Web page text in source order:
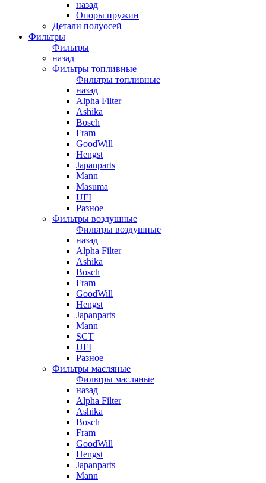
назад
Опоры пружин
Детали полуосей
Фильтры
Фильтры
назад
Фильтры топливные
Фильтры топливные
назад
Alpha Filter
Ashika
Bosch
Fram
GoodWill
Hengst
Japanparts
Mann
Masuma
UFI
Разное
Фильтры воздушные
Фильтры воздушные
назад
Alpha Filter
Ashika
Bosch
Fram
GoodWill
Hengst
Japanparts
Mann
SCT
UFI
Разное
Фильтры масляные
Фильтры масляные
назад
Alpha Filter
Ashika
Bosch
Fram
GoodWill
Hengst
Japanparts
Mann